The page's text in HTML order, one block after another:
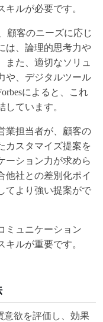
ルが必要です。
顧客のニーズに応じ
は、論理的思考力や
また、適切なソリュ
や、デジタルツール
によると、これ
ています。
業担当者が、顧客の
カスタマイズ提案を
ーション力が求めら
他社との差別化ポイ
てより強い提案がで
ミュニケーション
ルが重要です。
意欲を評価し、効果